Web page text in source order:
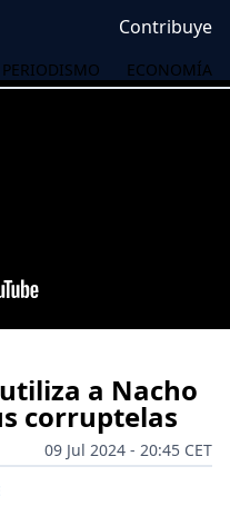
Contribuye
PERIODISMO ECONOMÍA
utiliza a Nacho
corruptelas
09 Jul 2024 - 20:45 CET